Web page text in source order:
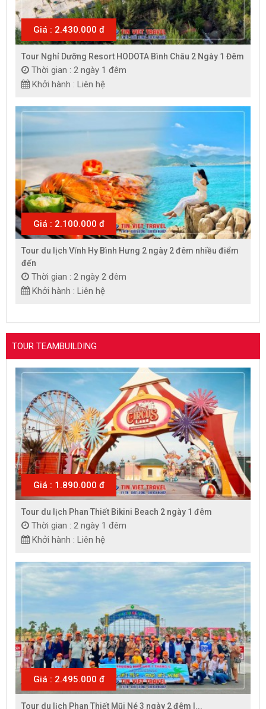
Giá : 2.430.000 đ
Tour Nghỉ Dưỡng Resort HODOTA Bình Châu 2 Ngày 1 Đêm
Thời gian : 2 ngày 1 đêm
Khởi hành : Liên hệ
Giá : 2.100.000 đ
Tour du lịch Vĩnh Hy Bình Hưng 2 ngày 2 đêm nhiều điểm
đến
Thời gian : 2 ngày 2 đêm
Khởi hành : Liên hệ
TOUR TEAMBUILDING
Giá : 1.890.000 đ
Tour du lịch Phan Thiết Bikini Beach 2 ngày 1 đêm
Thời gian : 2 ngày 1 đêm
Khởi hành : Liên hệ
Giá : 2.495.000 đ
Tour du lịch Phan Thiết Mũi Né 3 ngày 2 đêm |...